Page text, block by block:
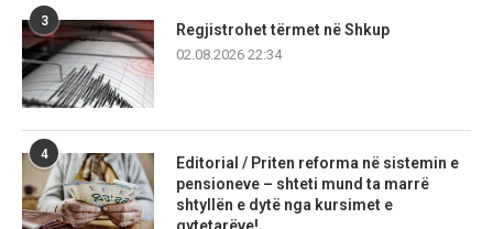
3
Regjistrohet tërmet në Shkup
02.08.2026 22:34
4
Editorial / Priten reforma në sistemin e
pensioneve – shteti mund ta marrë
shtyllën e dytë nga kursimet e